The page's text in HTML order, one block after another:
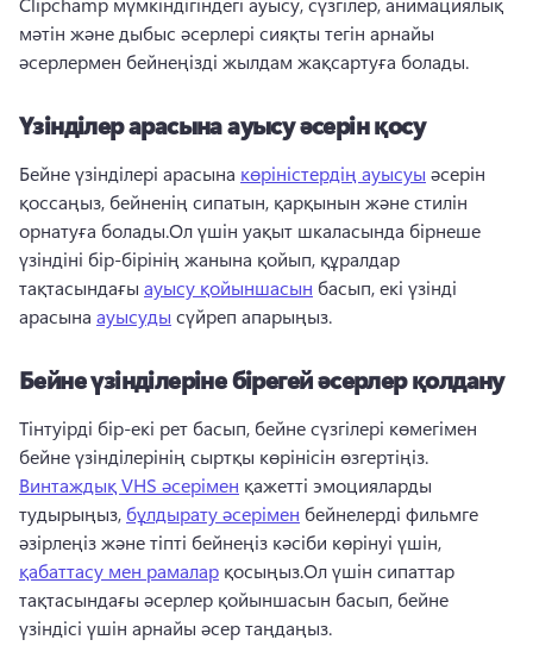
мәтін және дыбыс әсерлері сияқты тегін арнайы
әсерлермен бейнеңізді жылдам жақсартуға болады.
Үзінділер арасына ауысу әсерін қосу
Бейне үзінділері арасына көріністердің ауысуы әсерін
қоссаңыз, бейненің сипатын, қарқынын және стилін
орнатуға болады.Ол үшін уақыт шкаласында бірнеше
үзіндіні бір-бірінің жанына қойып, құралдар
тақтасындағы ауысу қойыншасын басып, екі үзінді
арасына ауысуды сүйреп апарыңыз.
Бейне үзінділеріне бірегей әсерлер қолдану
Тінтуірді бір-екі рет басып, бейне сүзгілері көмегімен
бейне үзінділерінің сыртқы көрінісін өзгертіңіз.
Винтаждық VHS әсерімен қажетті эмоцияларды
тудырыңыз, бұлдырату әсерімен бейнелерді фильмге
әзірлеңіз және тіпті бейнеңіз кәсіби көрінуі үшін,
қабаттасу мен рамалар қосыңыз.Ол үшін сипаттар
тақтасындағы әсерлер қойыншасын басып, бейне
үзіндісі үшін арнайы әсер таңдаңыз.